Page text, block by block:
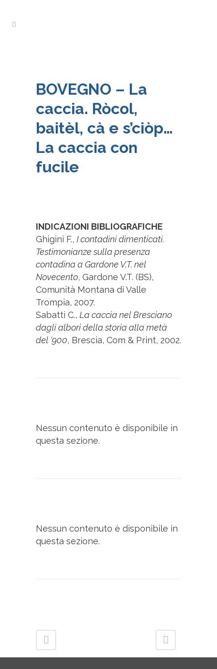
BOVEGNO – La
caccia. Ròcol,
baitèl, cà e s’ciòp…
La caccia con
fucile
INDICAZIONI BIBLIOGRAFICHE
Ghigini F., I contadini dimenticati.
Testimonianze sulla presenza
contadina a Gardone V.T. nel
Novecento, Gardone V.T. (BS),
Comunità Montana di Valle
Trompia, 2007.
Sabatti C., La caccia nel Bresciano
dagli albori della storia alla metà
del ‘900, Brescia, Com & Print, 2002.
Nessun contenuto è disponibile in
questa sezione.
Nessun contenuto è disponibile in
questa sezione.